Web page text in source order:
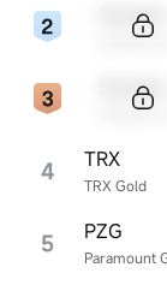
4 TRX Gold
TRX
5 PZG